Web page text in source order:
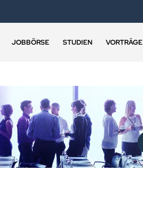
JOBBÖRSE STUDIEN VORTRÄGE